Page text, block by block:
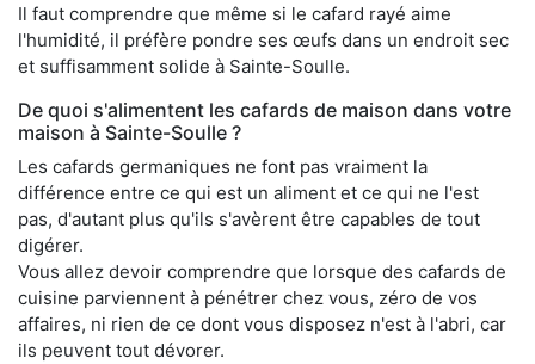
Il faut comprendre que même si le cafard rayé aime
l'humidité, il préfère pondre ses œufs dans un endroit sec
et suffisamment solide à Sainte-Soulle.
De quoi s'alimentent les cafards de maison dans votre
maison à Sainte-Soulle ?
Les cafards germaniques ne font pas vraiment la
différence entre ce qui est un aliment et ce qui ne l'est
pas, d'autant plus qu'ils s'avèrent être capables de tout
digérer.
Vous allez devoir comprendre que lorsque des cafards de
cuisine parviennent à pénétrer chez vous, zéro de vos
affaires, ni rien de ce dont vous disposez n'est à l'abri, car
ils peuvent tout dévorer.